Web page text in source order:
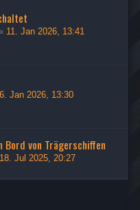
11. Jan 2026, 13:41
6. Jan 2026, 13:30
von Trägerschiffen
18. Jul 2025, 20:27